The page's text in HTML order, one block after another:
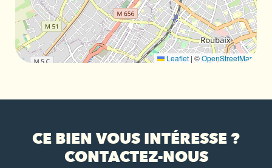
Leaflet | ©OpenStreetMap
CE BIEN VOUS INTÉRESSE ?
CONTACTEZ-NOUS